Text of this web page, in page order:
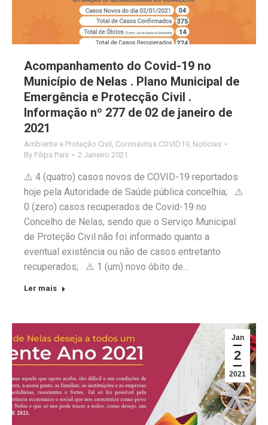
Acompanhamento do Covid-19 no
Município de Nelas . Plano Municipal de
Emergência e Protecção Civil .
Informação nº 277 de 02 de janeiro de
2021
Ambiente e Proteção Civil Coronavirus COVID19 Notícias
By Filipa Pais 2 Janeiro 2021
⚠️ 4 (quatro) casos novos de COVID-19 reportados
hoje pela Autoridade de Saúde pública concelhia; ⚠️
0 (zero) casos recuperados de Covid-19 no
Concelho de Nelas, sendo que o Serviço Municipal
de Proteção Civil não foi informado quanto a
eventual existência ou não de casos entretanto
recuperados; ⚠️ 1 (um) novo óbito de…
Ler mais
Jan
2
2021